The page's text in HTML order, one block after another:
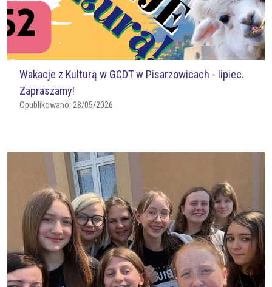
Wakacje z Kulturą w GCDT w Pisarzowicach - lipiec.
Zapraszamy!
Opublikowano: 28/05/2026